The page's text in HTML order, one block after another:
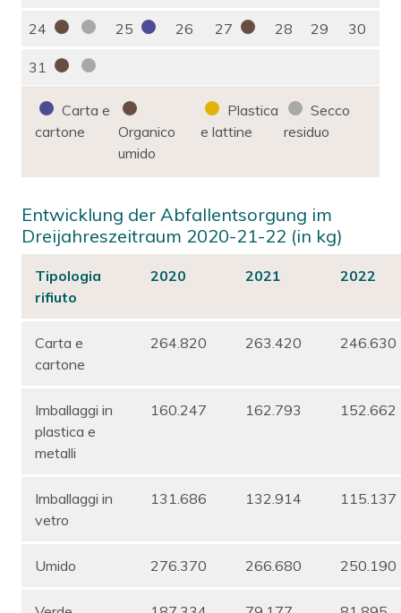
24 25 26 27 28 29 30
31
Carta e
cartone
Organico
umido
Plastica
e lattine
Secco
residuo
Entwicklung der Abfallentsorgung im
Dreijahreszeitraum 2020-21-22 (in kg)
Tipologia
rifiuto
2020 2021 2022
Carta e
cartone
264.820 263.420 246.630
Imballaggi in
plastica e
metalli
160.247 162.793 152.662
Imballaggi in
vetro
131.686 132.914 115.137
Umido 276.370 266.680 250.190